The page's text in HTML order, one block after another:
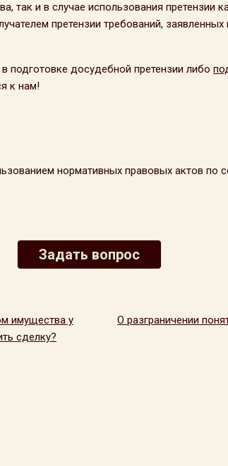
так и в случае использования претензии
претензии требований,
досудебной претензии либо
к нам!
нормативных правовых актов по
Задать вопрос
имущества у
сделку?
О разграничении